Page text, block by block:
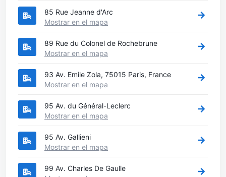
85 Rue Jeanne d'Arc
Mostrar en el mapa
89 Rue du Colonel de Rochebrune
Mostrar en el mapa
93 Av. Emile Zola, 75015 Paris, France
Mostrar en el mapa
95 Av. du Général-Leclerc
Mostrar en el mapa
95 Av. Gallieni
Mostrar en el mapa
99 Av. Charles De Gaulle